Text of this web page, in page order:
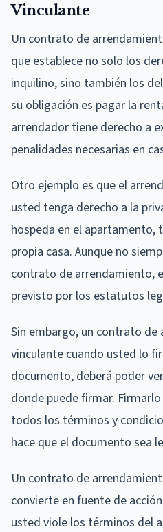
Vinculante
Un contrato de
que establece no solo los
inquilino, sino también los
su obligación es pagar la
arrendador tiene derecho a
penalidades necesarias en
Otro ejemplo es que el
usted tenga derecho a la
hospeda en el apartamento,
propia casa. Aunque no
contrato de arrendamiento,
previsto por los estatutos
Sin embargo, un contrato
vinculante cuando usted lo
documento, deberá poder
donde puede firmar.
todos los términos y
hace que el documento sea
Un contrato de
convierte en fuente de
usted viole los términos del